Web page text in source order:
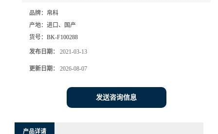
品牌： 帛科
产地： 进口、国产
货号： BK-F100288
发布日期： 2021-03-13
更新日期： 2026-08-07
发送咨询信息
产品详请